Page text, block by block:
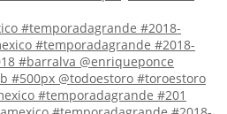
#temporadagrande #2018-
#temporadagrande #201